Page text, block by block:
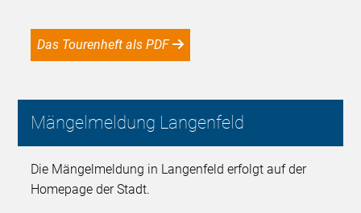
Das Tourenheft als PDF
Mängelmeldung Langenfeld
Die Mängelmeldung in Langenfeld erfolgt auf der
Homepage der Stadt.